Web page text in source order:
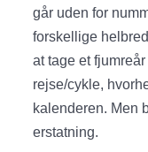
går uden for
forskellige
at tage et
rejse/cykle,
kalenderen. Men
erstatning.